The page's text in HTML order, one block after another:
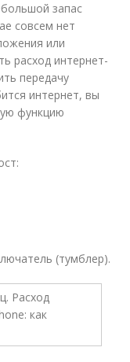
запас
совсем нет
или
расход интернет-
передачу
интернет, вы
функцию
(тумблер).